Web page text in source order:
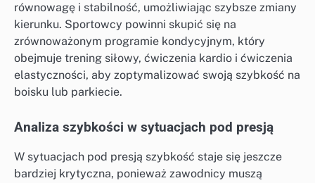
równowagę i stabilność, umożliwiając szybsze zmiany
kierunku. Sportowcy powinni skupić się na
zrównoważonym programie kondycyjnym, który
obejmuje trening siłowy, ćwiczenia kardio i ćwiczenia
elastyczności, aby zoptymalizować swoją szybkość na
boisku lub parkiecie.
Analiza szybkości w sytuacjach pod presją
W sytuacjach pod presją szybkość staje się jeszcze
bardziej krytyczna, ponieważ zawodnicy muszą